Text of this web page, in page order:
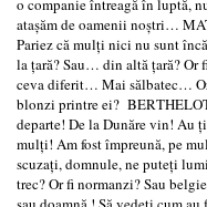
o companie întreagă în luptă,
ataşăm de oamenii noştri…
Pariez că mulţi nici nu sunt
la ţară? Sau… din altă ţară?
ceva diferit… Mai sălbatec…
blonzi printre ei?
departe! De la Dunăre vin! Au
mulţi! Am fost împreună, pe
scuzaţi, domnule, ne puteţi
trec? Or fi normanzi? Sau